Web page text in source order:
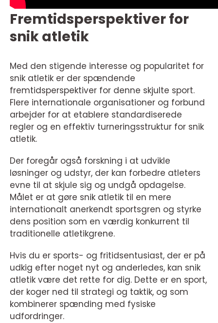
Fremtidsperspektiver for
snik atletik
Med den stigende interesse og popularitet for
snik atletik er der spændende
fremtidsperspektiver for denne skjulte sport.
Flere internationale organisationer og forbund
arbejder for at etablere standardiserede
regler og en effektiv turneringsstruktur for snik
atletik.
Der foregår også forskning i at udvikle
løsninger og udstyr, der kan forbedre atleters
evne til at skjule sig og undgå opdagelse.
Målet er at gøre snik atletik til en mere
internationalt anerkendt sportsgren og styrke
dens position som en værdig konkurrent til
traditionelle atletikgrene.
Hvis du er sports- og fritidsentusiast, der er på
udkig efter noget nyt og anderledes, kan snik
atletik være det rette for dig. Dette er en sport,
der koger ned til strategi og taktik, og som
kombinerer spænding med fysiske
udfordringer.